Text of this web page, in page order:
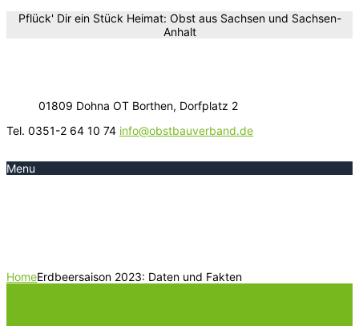
Pflück' Dir ein Stück Heimat: Obst aus Sachsen und Sachsen-
Anhalt
01809 Dohna OT Borthen, Dorfplatz 2
Tel. 0351-2 64 10 74 info@obstbauverband.de
Menu
HomeErdbeersaison 2023: Daten und Fakten